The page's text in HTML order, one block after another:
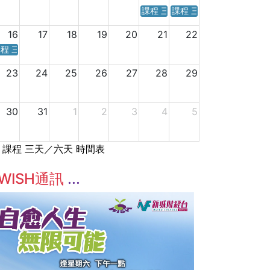
課程 三天／六天 時間表
課程 三天／六天 時間表
16 17 18 19 20 21 22
三天／六天 時間表
23 24 25 26 27 28 29
30 31 1 2 3 4 5
課程 三天／六天 時間表
通訊